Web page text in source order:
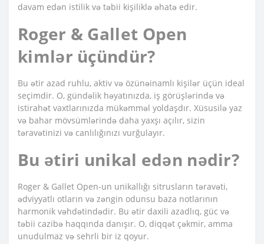
davam edən istilik və təbii kişiliklə əhatə edir.
Roger & Gallet Open
kimlər üçündür?
Bu ətir azad ruhlu, aktiv və özünəinamlı kişilər üçün ideal
seçimdir. O, gündəlik həyatınızda, iş görüşlərində və
istirahət vaxtlarınızda mükəmməl yoldaşdır. Xüsusilə yaz
və bahar mövsümlərində daha yaxşı açılır, sizin
təravətinizi və canlılığınızı vurğulayır.
Bu ətiri unikal edən nədir?
Roger & Gallet Open-un unikallığı sitrusların təravəti,
ədviyyatlı otların və zəngin odunsu baza notlarının
harmonik vəhdətindədir. Bu ətir daxili azadlıq, güc və
təbii cazibə haqqında danışır. O, diqqət çəkmir, amma
unudulmaz və sehrli bir iz qoyur.